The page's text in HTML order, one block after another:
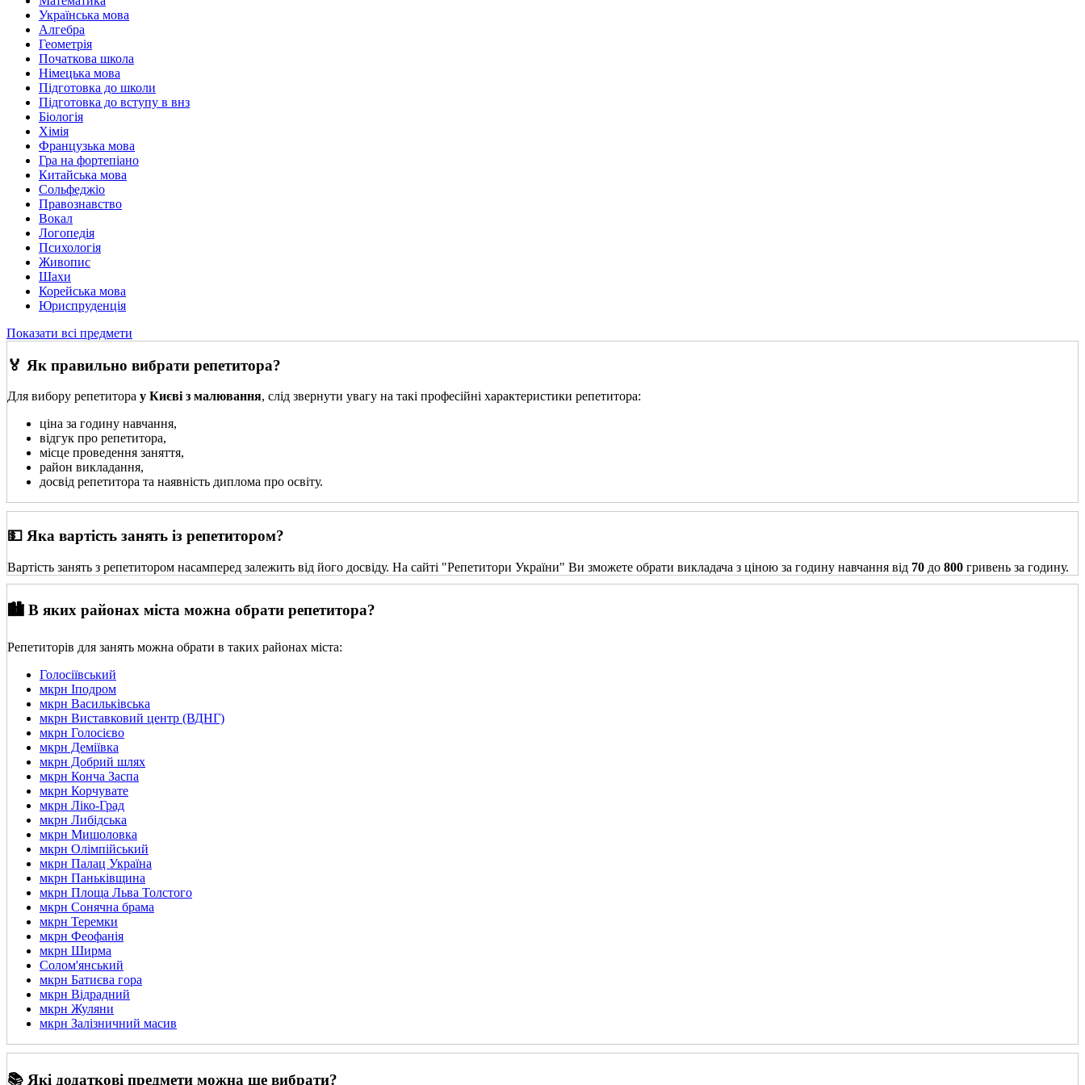
Українська мова
Алгебра
Геометрія
Початкова школа
Німецька мова
Підготовка до школи
Підготовка до вступу в внз
Біологія
Хімія
Французька мова
Гра на фортепіано
Китайська мова
Сольфеджіо
Правознавство
Вокал
Логопедія
Психологія
Живопис
Шахи
Корейська мова
Юриспруденція
Показати всі предмети
🏅 Як правильно вибрати репетитора?
Для вибору репетитора у Києві з малювання, слід звернути увагу на такі професійні характеристики репетитора:
ціна за годину навчання,
відгук про репетитора,
місце проведення заняття,
район викладання,
досвід репетитора та наявність диплома про освіту.
💵 Яка вартість занять із репетитором?
Вартість занять з репетитором насамперед залежить від його досвіду. На сайті "Репетитори України" Ви зможете обрати викладача з ціною за годину навчання від 70 до 800 гривень за годину.
🏙️ В яких районах міста можна обрати репетитора?
Репетиторів для занять можна обрати в таких районах міста:
Голосіївський
мкрн Іподром
мкрн Васильківська
мкрн Виставковий центр (ВДНГ)
мкрн Голосієво
мкрн Деміївка
мкрн Добрий шлях
мкрн Конча Заспа
мкрн Корчувате
мкрн Ліко-Град
мкрн Либідська
мкрн Мишоловка
мкрн Олімпійський
мкрн Палац Україна
мкрн Паньківщина
мкрн Площа Льва Толстого
мкрн Сонячна брама
мкрн Теремки
мкрн Феофанія
мкрн Ширма
Солом'янський
мкрн Батиєва гора
мкрн Відрадний
мкрн Жуляни
мкрн Залізничний масив
📚 Які додаткові предмети можна ще вибрати?